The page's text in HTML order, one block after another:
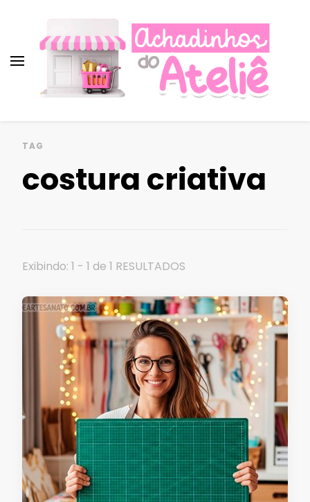
TAG
costura criativa
Exibindo: 1 - 1 de 1 RESULTADOS